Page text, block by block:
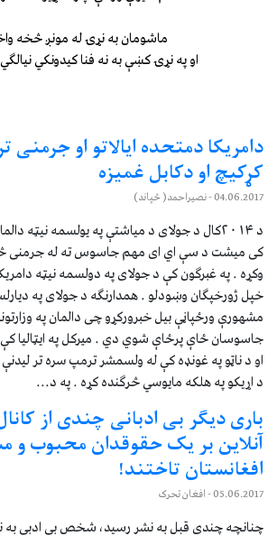
ماشومان به نړۍ له مونږ څخه
او په نړۍ کښې به نه فنا کیدونکي
دامریکا دمتحده ایالاتو او
کړکیچ او دکابل غمیزه
04.06.2017- نصیراحمد( څپاند)
د ۲۰۱۴کال د جولای د میاشتې په یولسمه نیټه
کی میشت د سې اي ای مهم جاسوس ته له جرمنی
وکړه . په غبرګون کې د جولای په دولسمه نیټه
خپل ژورخپګان وښودلو . همدارنګه د جولای په
مشهورې ورځپاڼې بیل خبرورکړو چی دالمان په
او د ناټو په غونډه کې له ولسمشر ترمپ سره تر
د اړيکو په هلکه مايوسي څرګنده کړه . په د...
باری دیگر بی ادبانی چندی از
آنلاین بر یک حقوقدان محبوب و
افغانستان تاختند!
05.06.2017- افغان تحرک
چنانچه چندی قبل به نشر رسید، شخص بی ادبی به